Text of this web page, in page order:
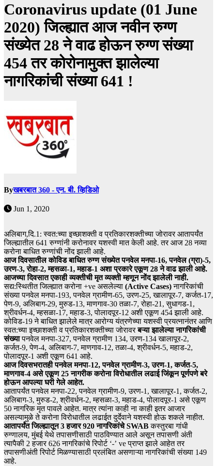
Coronavirus update (01 June
2020) जिल्ह्यात आज नवीन रुग्ण
संख्येत 28 ने वाढ होऊन रुग्ण संख्या
454 तर कोरोनामुक्त झालेल्या
नागरिकांची संख्या 641 !
Byखबरबात 360 - एन. बी. व्हिडिओ
Jun 1, 2020
अलिबाग,दि.1: स्वत:च्या इच्छाशक्ती व प्रतिकारशक्तीच्या जोरावर आतापर्यंत
जिल्ह्यातील 641 रुग्णांनी करोनावर यशस्वी मात केली आहे. तर आज 28 नव्या
करोना बाधित रुग्णांची नोंद झाली आहे.
आज दिवसातील कोविड बाधित रुग्ण संख्येत पनवेल मनपा-16, पनवेल (ग्रा)-5,
उरण-3, रोहा-2, म्हसळा-1, महाड-1 अशा प्रकारे एकूण 28 ने वाढ झाली आहे.
आजच्या दिवसात एकाही व्यक्तीची मृत व्यक्ती म्हणून नोंद झालेली नाही.
सद्य:स्थितीत जिल्ह्यात करोना +ve असलेल्या (Active Cases)नागरिकांची
संख्या पनवेल मनपा-193, पनवेल ग्रामीण-65, उरण-25, खालापूर-7, कर्जत-17,
पेण-9, अलिबाग-29, मुरुड-13, माणगाव-30 तळा-7, रोहा-21, सुधागड-1,
श्रीवर्धन-4, म्हसळा-17, महाड-3, पोलादपूर-12 अशी एकूण 454 झाली आहे.
कोविड-19 ने बाधित झालेले मात्र आरोग्य यंत्रणेच्या यशस्वी प्रयत्नानंतर आणि
स्वत:च्या इच्छाशक्ती व प्रतिकारशक्तीच्या जोरावरबऱ्या झालेल्या नागरिकांची
संख्यापनवेल मनपा-327, पनवेल ग्रामीण 134, उरण-134 खालापूर-2,
कर्जत-9, पेण-4, अलिबाग-7, माणगाव-12, तळा-4, श्रीवर्धन-5, महाड-2,
पोलादपूर-1 अशी एकूण 641 आहे.
आज दिवसभरातही पनवेल मनपा-12, पनवेल ग्रामीण-3, उरण-1, कर्जत-5,
माणगाव-4 असे एकूण 25 नागरीक करोना विरोधातील लढाई जिंकून पूर्णपणे बरे
होऊन आपल्या घरी गेले आहेत.
आतापर्यंत पनवेल मनपा-22, पनवेल ग्रामीण-9, उरण-1, खालापूर-1, कर्जत-2,
अलिबाग-3, मुरुड-2, श्रीवर्धन-2, म्हसळा-3, महाड-4, पोलादपूर-1 असे एकूण
50 नागरिक मृत पावले आहेत. मात्र त्यांना काही ना काही इतर आजार
असल्यामुळे ते करोना विरोधातील लढाईत दुर्देवाने यशस्वी होऊ शकले नाहीत.
आतापर्यंत जिल्ह्यातून 3 हजार 920 नागरिकांचे SWABकस्तुरबा गांधी
रुग्णालय, मुंबई येथे तपासणीसाठी पाठविण्यात आले असून तपासणी अंती
त्यापैकी 2 हजार 626 नागरिकांचे रिपोर्ट ‘-’ ve प्राप्त झाले आहेत तर
तपासणीअंती रिपोर्ट मिळण्यासाठी प्रलंबित असणाऱ्या नागरिकांची संख्या 149
आहे.